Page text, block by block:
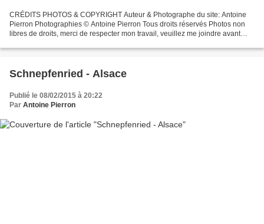
CRÉDITS PHOTOS & COPYRIGHT Auteur & Photographe du site: Antoine
Pierron Photographies © Antoine Pierron Tous droits réservés Photos non
libres de droits, merci de respecter mon travail, veuillez me joindre avant
Schnepfenried - Alsace
Publié le 08/02/2015 à 20:22
Par Antoine Pierron